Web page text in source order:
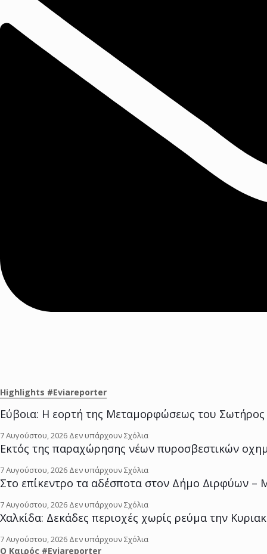
Highlights #Eviareporter
Εύβοια: Η εορτή της Μεταμορφώσεως του
7 Αυγούστου, 2026 Δεν υπάρχουν Σχόλια
Εκτός της παραχώρησης νέων πυροσβεστικών
7 Αυγούστου, 2026 Δεν υπάρχουν Σχόλια
Στο επίκεντρο τα αδέσποτα στον Δήμο Διρφύων
7 Αυγούστου, 2026 Δεν υπάρχουν Σχόλια
Χαλκίδα: Δεκάδες περιοχές χωρίς ρεύμα την
7 Αυγούστου, 2026 Δεν υπάρχουν Σχόλια
O Kαιρός #Eviareporter